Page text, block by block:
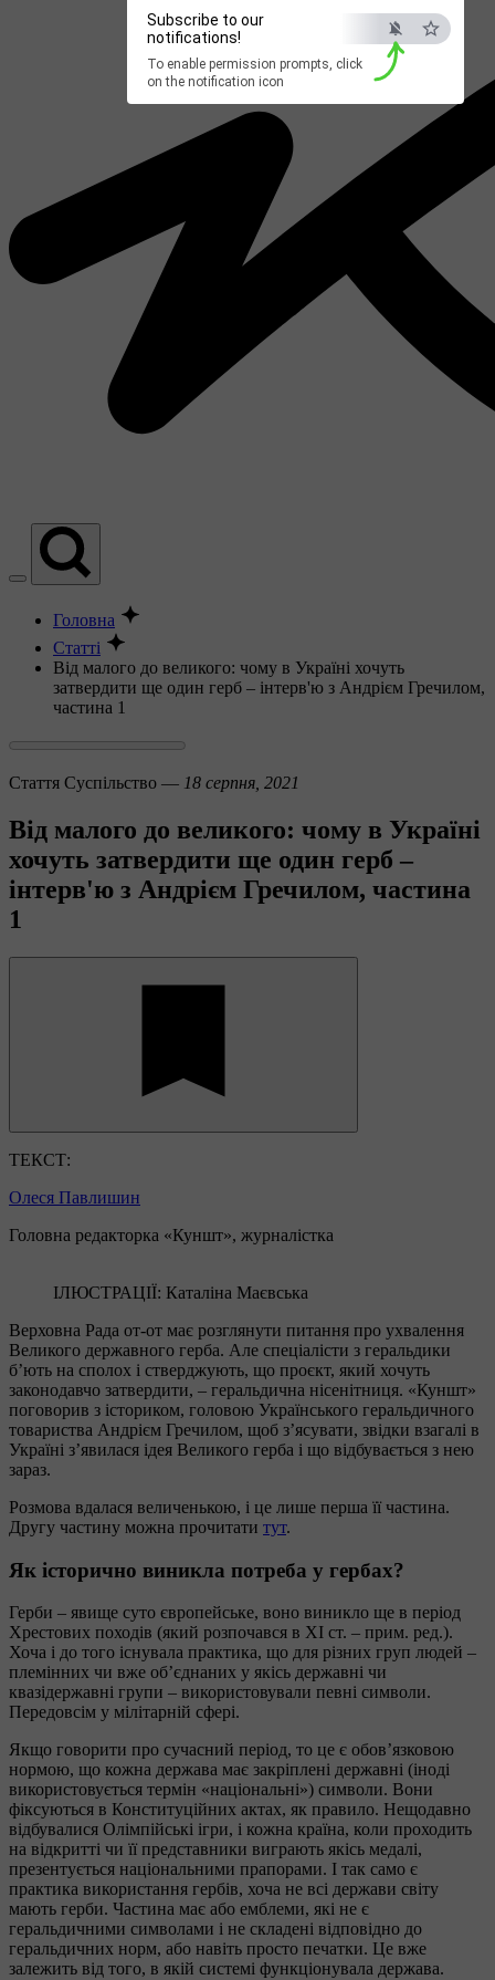
Subscribe to our
notifications!
To enable permission prompts, click
on the notification icon
Головна
Статті
Від малого до великого: чому в Україні хочуть
затвердити ще один герб ‒ інтерв'ю з Андрієм Гречилом,
частина 1
Стаття Суспільство — 18 серпня, 2021
Від малого до великого: чому в Україні
хочуть затвердити ще один герб ‒
інтерв'ю з Андрієм Гречилом, частина
1
ТЕКСТ:
Олеся Павлишин
Головна редакторка «Куншт», журналістка
ІЛЮСТРАЦІЇ: Каталіна Маєвська
Верховна Рада от-от має розглянути питання про ухвалення
Великого державного герба. Але спеціалісти з геральдики
б’ють на сполох і стверджують, що проєкт, який хочуть
законодавчо затвердити, ‒ геральдична нісенітниця. «Куншт»
поговорив з істориком, головою Українського геральдичного
товариства Андрієм Гречилом, щоб з’ясувати, звідки взагалі в
Україні з’явилася ідея Великого герба і що відбувається з нею
зараз.
Розмова вдалася величенькою, і це лише перша її частина.
Другу частину можна прочитати тут.
Як історично виникла потреба у гербах?
Герби – явище суто європейське, воно виникло ще в період
Хрестових походів (який розпочався в ХІ ст. – прим. ред.).
Хоча і до того існувала практика, що для різних груп людей –
племінних чи вже об’єднаних у якісь державні чи
квазідержавні групи – використовували певні символи.
Передовсім у мілітарній сфері.
Якщо говорити про сучасний період, то це є обов’язковою
нормою, що кожна держава має закріплені державні (іноді
використовується термін «національні») символи. Вони
фіксуються в Конституційних актах, як правило. Нещодавно
відбувалися Олімпійські ігри, і кожна країна, коли проходить
на відкритті чи її представники виграють якісь медалі,
презентується національними прапорами. І так само є
практика використання гербів, хоча не всі держави світу
мають герби. Частина має або емблеми, які не є
геральдичними символами і не складені відповідно до
геральдичних норм, або навіть просто печатки. Це вже
залежить від того, в якій системі функціонувала держава.